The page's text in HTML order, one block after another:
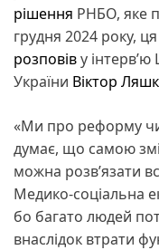
рішення РНБО, яке
грудня 2024 року,
розповіву інтерв’ю
України Віктор
«Ми про реформу чи
думає, що самою
можна розв’язати
Медико-соціальна
бо багато людей
внаслідок втрати